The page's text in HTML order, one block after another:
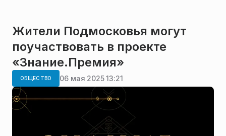
Жители Подмосковья могут
поучаствовать в проекте
«Знание.Премия»
ОБЩЕСТВО 06 мая 2025 13:21